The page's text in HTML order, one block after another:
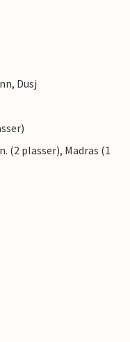
Dusj
(2 plasser), Madras (1